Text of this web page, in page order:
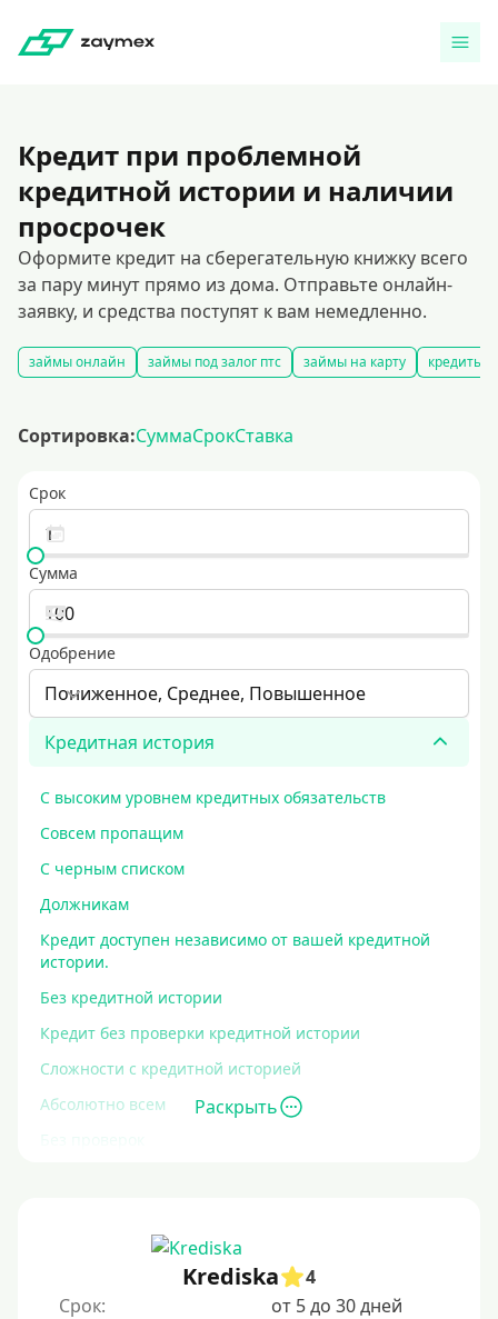
Кредит при проблемной
кредитной истории и наличии
просрочек
Оформите кредит на сберегательную книжку всего
за пару минут прямо из дома. Отправьте онлайн-
заявку, и средства поступят к вам немедленно.
займы онлайн займы под залог птс займы на карту кредиты и
Сортировка:СуммаСрокСтавка
Срок
Сумма
Одобрение
Пониженное, Среднее, Повышенное
Кредитная история
С высоким уровнем кредитных обязательств
Совсем пропащим
С черным списком
Должникам
Кредит доступен независимо от вашей кредитной
истории.
Без кредитной истории
Кредит без проверки кредитной истории
Сложности с кредитной историей
Абсолютно всем
Без проверок
На карту без отказа
Раскрыть
Krediska
4
Срок:
от 5 до 30 дней